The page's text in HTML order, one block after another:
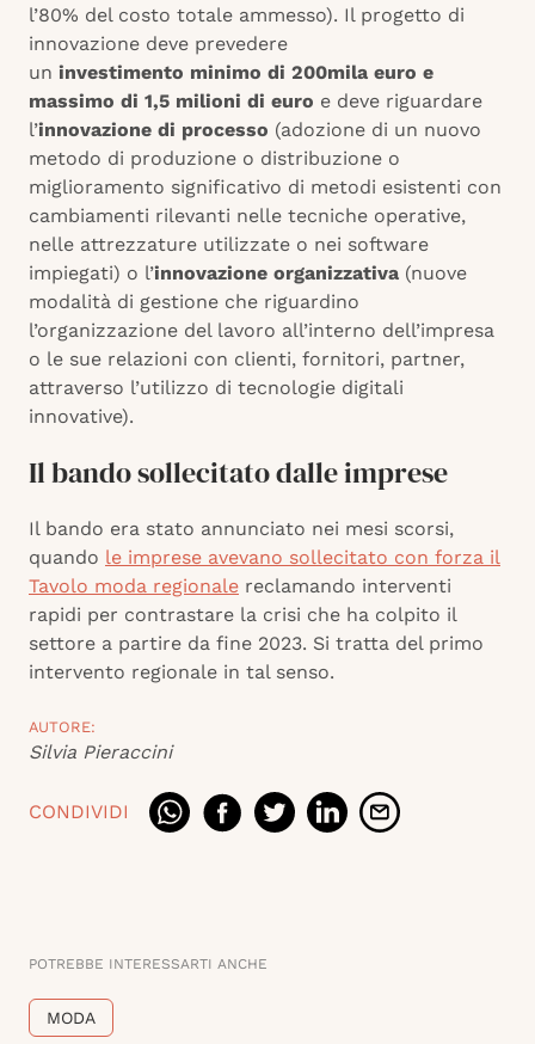
l’80% del costo totale ammesso). Il progetto di
innovazione deve prevedere
un investimento minimo di 200mila euro e
massimo di 1,5 milioni di euro e deve riguardare
l’innovazione di processo (adozione di un nuovo
metodo di produzione o distribuzione o
miglioramento significativo di metodi esistenti con
cambiamenti rilevanti nelle tecniche operative,
nelle attrezzature utilizzate o nei software
impiegati) o l’innovazione organizzativa (nuove
modalità di gestione che riguardino
l’organizzazione del lavoro all’interno dell’impresa
o le sue relazioni con clienti, fornitori, partner,
attraverso l’utilizzo di tecnologie digitali
innovative).
Il bando sollecitato dalle imprese
Il bando era stato annunciato nei mesi scorsi,
quando le imprese avevano sollecitato con forza il
Tavolo moda regionale reclamando interventi
rapidi per contrastare la crisi che ha colpito il
settore a partire da fine 2023. Si tratta del primo
intervento regionale in tal senso.
AUTORE:
Silvia Pieraccini
CONDIVIDI
POTREBBE INTERESSARTI ANCHE
MODA